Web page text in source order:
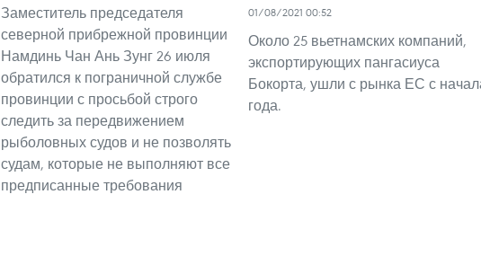
Заместитель председателя
северной прибрежной провинции
Намдинь Чан Ань Зунг 26 июля
обратился к пограничной службе
провинции с просьбой строго
следить за передвижением
рыболовных судов и не позволять
судам, которые не выполняют все
предписанные требования
01/08/2021 00:52
Около 25 вьетнамских компаний,
экспортирующих пангасиуса
Бокорта, ушли с рынка ЕС с
года.